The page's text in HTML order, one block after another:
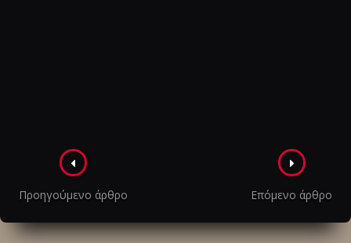
Πλοήγηση
στα
άρθρα
Προηγούμενο άρθρο Επόμενο άρθρο